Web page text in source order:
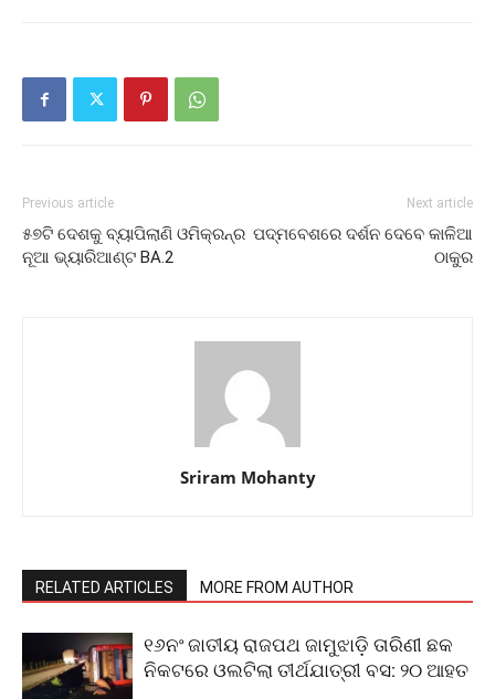
Previous article
୫୭ଟି ଦେଶକୁ ବ୍ୟାପିଲାଣି ଓମିକ୍ରନ୍‌ର
ନୂଆ ଭ୍ୟାରିଆଣ୍ଟ BA.2
Next article
ପଦ୍ମବେଶରେ ଦର୍ଶନ ଦେବେ କାଳିଆ
ଠାକୁର
Sriram Mohanty
RELATED ARTICLES MORE FROM AUTHOR
୧୬ନଂ ଜାତୀୟ ରାଜପଥ ଜାମୁଝାଡ଼ି ତାରିଣୀ ଛକ
ନିକଟରେ ଓଲଟିଲା ତୀର୍ଥଯାତ୍ରୀ ବସ: ୨୦ ଆହତ